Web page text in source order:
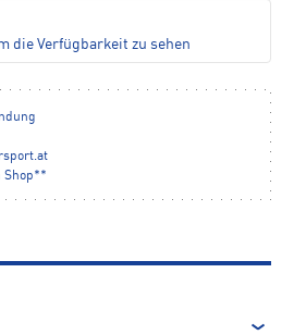
die Verfügbarkeit zu sehen
Shop**